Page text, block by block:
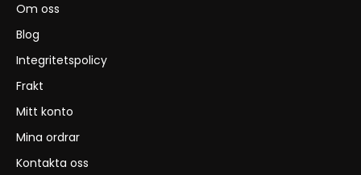
Om oss
Blog
Integritetspolicy
Frakt
Mitt konto
Mina ordrar
Kontakta oss